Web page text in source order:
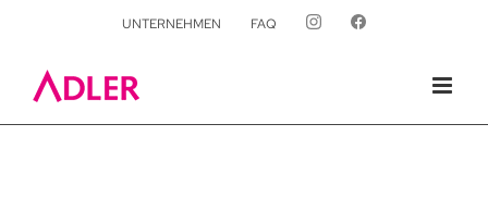
UNTERNEHMEN FAQ